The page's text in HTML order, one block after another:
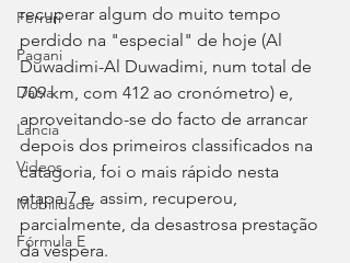
Ferrari
Pagani
Dacia
Lancia
Videos
Mobilidade
Fórmula E
recuperar algum do muito tempo
perdido na "especial" de hoje (Al
Duwadimi-Al Duwadimi, num total de
709 km, com 412 ao cronómetro) e,
aproveitando-se do facto de arrancar
depois dos primeiros classificados na
catagoria, foi o mais rápido nesta
etapa 7 e, assim, recuperou,
parcialmente, da desastrosa prestação
da véspera.